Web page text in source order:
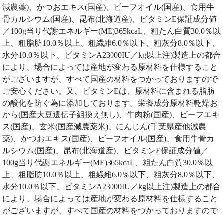
減農薬)、かつおエキス(国産)、ビーフオイル(国産)、食用牛
骨カルシウム(国産)、昆布(北海道産)、ビタミンE保証成分値
／100g当り代謝エネルギー(ME)365kcaL、粗たん白質30.0％以
上、粗脂肪10.0％以上、粗繊維6.0％以下、粗灰分8.0％以下、
水分10.0％以下、ビタミンA23000IU／kg以上注)製造上の都合
により、場合によっては産地が変わる原材料を仕様すること
がございますが、すべて国産の材料をつかっておりますので
ご安心ください。又、ビタミンEは、原材料に含まれる脂肪
の酸化を防ぐ為に添加しております。栄養成分原材料乾燥お
から(国産大豆遺伝子組換え無し)、牛肉粉(国産)、ビーフエキ
ス(国産)、玄米(国産減農薬米)、にんじん(千葉県産他減農
薬)、かつおエキス(国産)、ビーフオイル(国産)、食用牛骨カ
ルシウム(国産)、昆布(北海道産)、ビタミンE保証成分値／
100g当り代謝エネルギー(ME)365kcaL、粗たん白質30.0％以
上、粗脂肪10.0％以上、粗繊維6.0％以下、粗灰分8.0％以下、
水分10.0％以下、ビタミンA23000IU／kg以上注)製造上の都合
により、場合によっては産地が変わる原材料を仕様すること
がございますが、すべて国産の材料をつかっておりますので